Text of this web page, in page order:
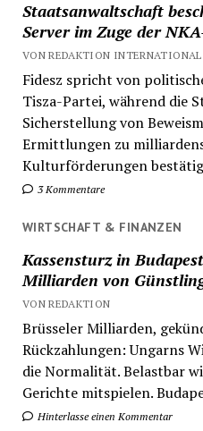
Staatsanwaltschaft
Server im Zuge der
VON REDAKTION INTERNATIONAL
Fidesz spricht von
Tisza-Partei, während die
Sicherstellung von
Ermittlungen zu
Kulturförderungen
3 Kommentare
WIRTSCHAFT & FINANZEN
Kassensturz in
Milliarden von
VON REDAKTION
Brüsseler Milliarden,
Rückzahlungen: Ungarns
die Normalität. Belastbar
Gerichte mitspielen.
Hinterlasse einen Kommentar